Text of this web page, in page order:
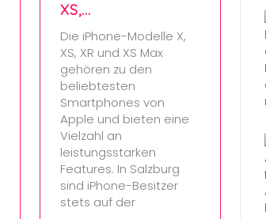
XS,…
Die iPhone-Modelle X,
XS, XR und XS Max
gehören zu den
beliebtesten
Smartphones von
Apple und bieten eine
Vielzahl an
leistungsstarken
Features. In Salzburg
sind iPhone-Besitzer
stets auf der